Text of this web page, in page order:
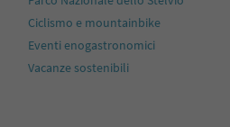
Ciclismo e mountainbike
Eventi enogastronomici
Vacanze sostenibili